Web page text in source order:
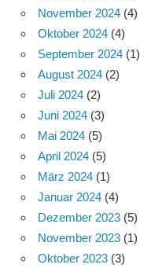
November 2024 (4)
Oktober 2024 (4)
September 2024 (1)
August 2024 (2)
Juli 2024 (2)
Juni 2024 (3)
Mai 2024 (5)
April 2024 (5)
März 2024 (1)
Januar 2024 (4)
Dezember 2023 (5)
November 2023 (1)
Oktober 2023 (3)